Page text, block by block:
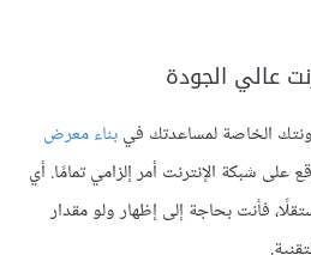
عالي الجودة
الخاصة لمساعدتك فيبناء معرض
على شبكة الإنترنت أمر إلزامي تمامًا. أي
فأنت بحاجة إلى إظهار ولو مقدار